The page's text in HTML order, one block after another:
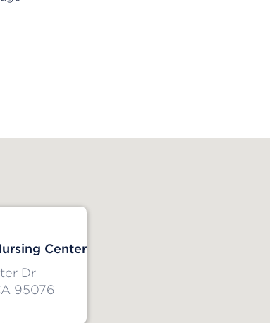
Center
Dr
95076